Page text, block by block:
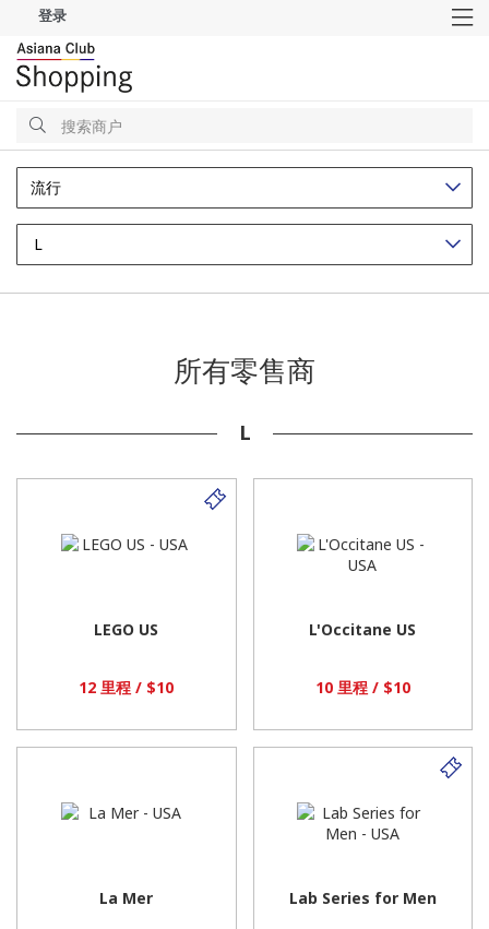
登录
搜
索搜
索
流行
L
所有零售商
L
LEGO US
12 里程 / $10
L'Occitane US
10 里程 / $10
La Mer Lab Series for Men